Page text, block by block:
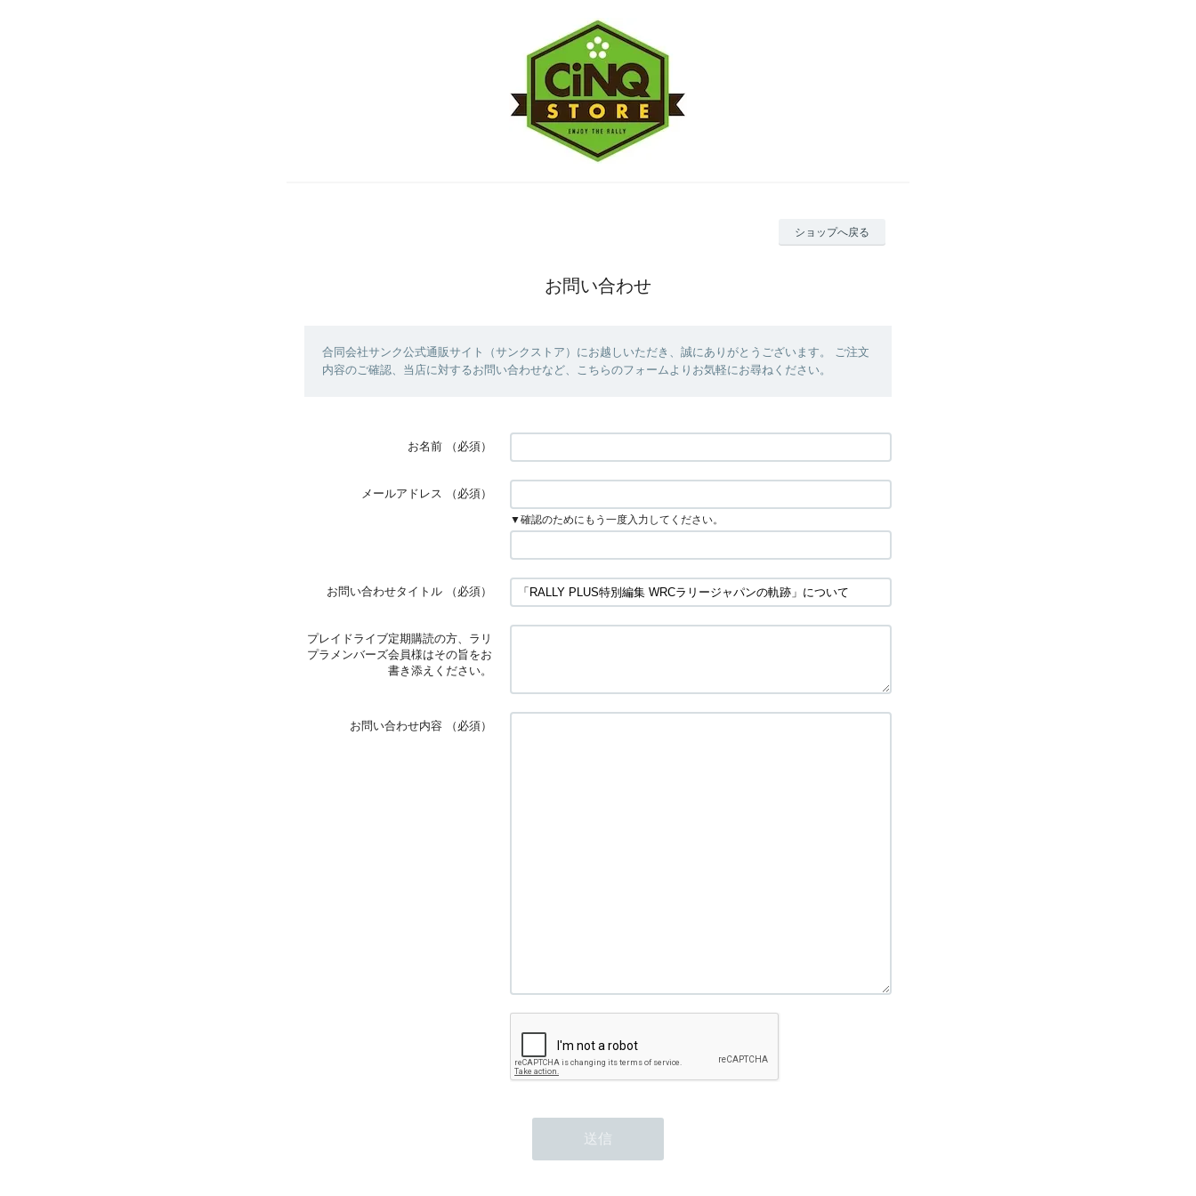
ショップへ戻る
お問い合わせ
合同会社サンク公式通販サイト（サンクストア）にお越しいただき、誠にありがとうございます。 ご注文
内容のご確認、当店に対するお問い合わせなど、こちらのフォームよりお気軽にお尋ねください。
お名前 （必須）
メールアドレス （必須）
▼確認のためにもう一度入力してください。
お問い合わせタイトル （必須）
プレイドライブ定期購読の方、ラリ
プラメンバーズ会員様はその旨をお
書き添えください。
お問い合わせ内容 （必須）